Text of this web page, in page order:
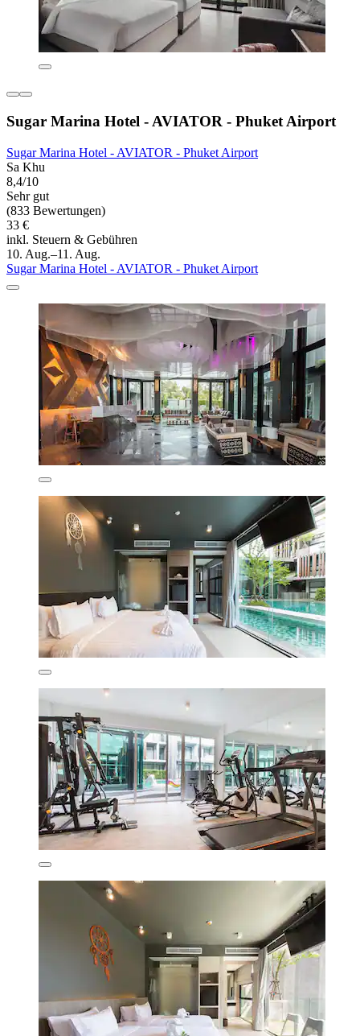
Sugar Marina Hotel - AVIATOR - Phuket Airport
Sugar Marina Hotel - AVIATOR - Phuket Airport
Sa Khu
8,4/10
Sehr gut
(833 Bewertungen)
33 €
inkl. Steuern & Gebühren
10. Aug.–11. Aug.
Sugar Marina Hotel - AVIATOR - Phuket Airport